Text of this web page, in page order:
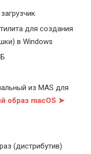
для создания
в Windows
из MAS для
образ macOS ➤
(дистрибутив)